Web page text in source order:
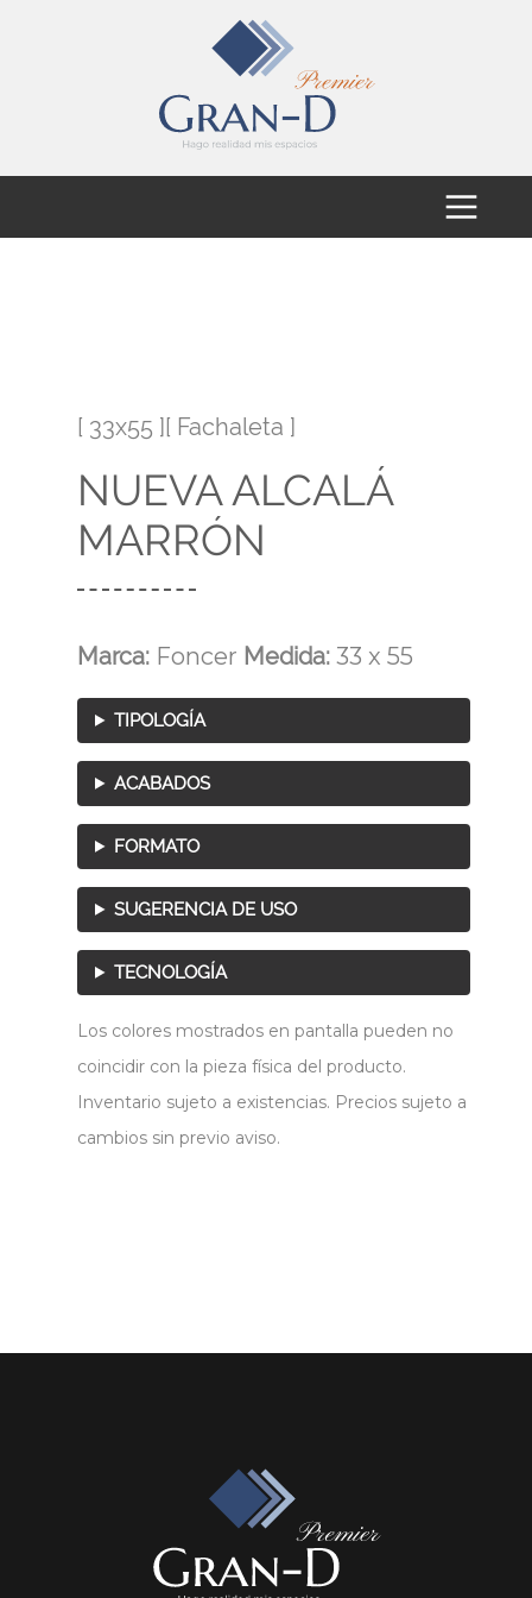
[ 33x55 ][ Fachaleta ]
NUEVA ALCALÁ
MARRÓN
Marca: Foncer Medida: 33 x 55
TIPOLOGÍA
ACABADOS
FORMATO
SUGERENCIA DE USO
TECNOLOGÍA
Los colores mostrados en pantalla pueden no
coincidir con la pieza física del producto.
Inventario sujeto a existencias. Precios sujeto a
cambios sin previo aviso.